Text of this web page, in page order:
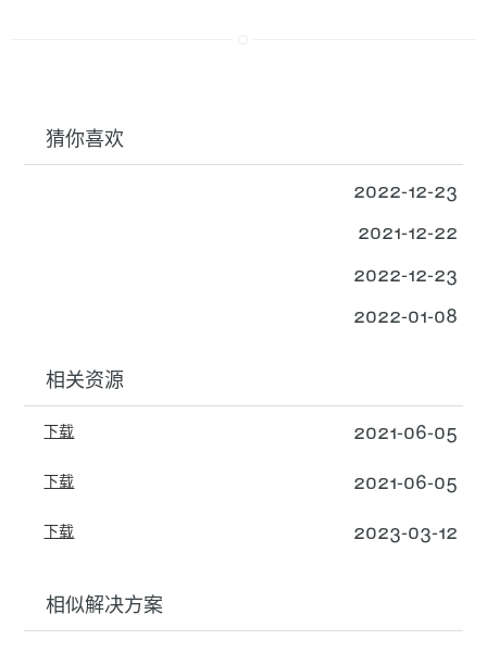
猜你喜欢
2022-12-23
2021-12-22
2022-12-23
2022-01-08
相关资源
下载 2021-06-05
下载 2021-06-05
下载 2023-03-12
相似解决方案